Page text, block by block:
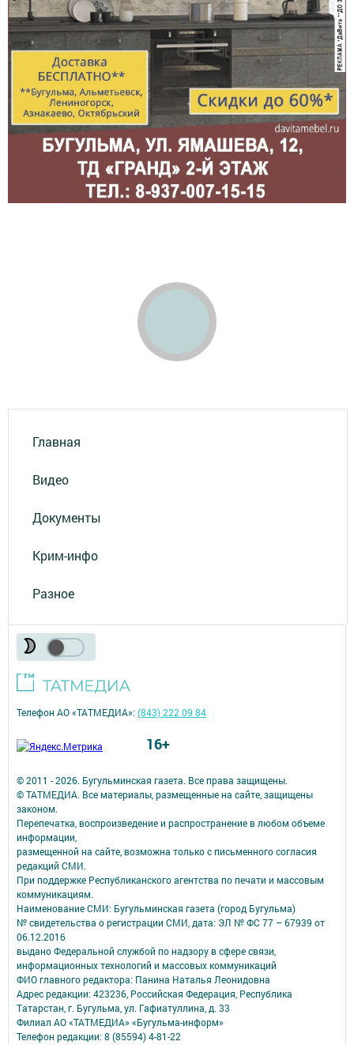
Главная
Видео
Документы
Крим-инфо
Разное
© 2011 - 2026. Бугульминская газета. Все права защищены.
© ТАТМЕДИА. Все материалы, размещенные на сайте, защищены
законом.
Перепечатка, воспроизведение и распространение в любом объеме
информации,
размещенной на сайте, возможна только с письменного согласия
редакций СМИ.
При поддержке Республиканского агентства по печати и массовым
коммуникациям.
Наименование СМИ: Бугульминская газета (город Бугульма)
№ свидетельства о регистрации СМИ, дата: ЭЛ № ФС 77 – 67939 от
06.12.2016
выдано Федеральной службой по надзору в сфере связи,
информационных технологий и массовых коммуникаций
ФИО главного редактора: Панина Наталья Леонидовна
Адрес редакции: 423236, Российская Федерация, Республика
Татарстан, г. Бугульма, ул. Гафиатуллина, д. 33
Филиал АО «ТАТМЕДИА» «Бугульма-информ»
Телефон редакции: 8 (85594) 4-81-22
Телефон АО «ТАТМЕДИА»:(843) 222 09 84
16+